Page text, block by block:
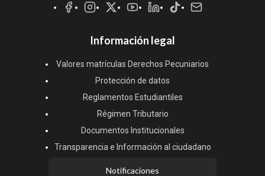
Información legal
Valores matrículas Derechos Pecuniarios
Protección de datos
Reglamentos Estudiantiles
Régimen Tributario
Documentos Institucionales
Transparencia e Información al ciudadano
Notificaciones